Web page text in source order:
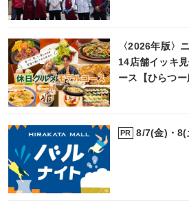
〈2026年版〉
14店舗イッキ
ース【ひらつー
PR 8/7(金)・8(